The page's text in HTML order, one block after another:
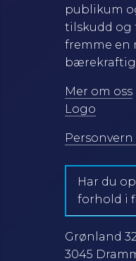
publikum
tilskudd og
fremme en
bærekraftig
Mer om oss
Logo
Har du
forhold i
Grønland
3045